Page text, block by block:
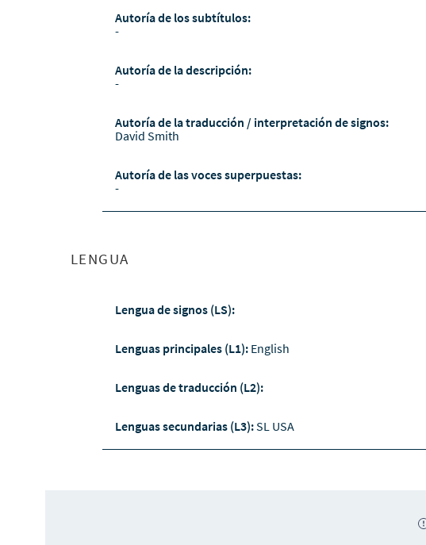
Autoría de los subtítulos:
-
Autoría de la descripción:
-
Autoría de la traducción / interpretación de signos:
David Smith
Autoría de las voces superpuestas:
-
LENGUA
Lengua de signos (LS):
Lenguas principales (L1): English
Lenguas de traducción (L2):
Lenguas secundarias (L3):SL USA